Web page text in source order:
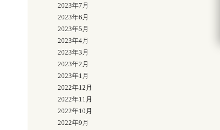
2023年7月
2023年6月
2023年5月
2023年4月
2023年3月
2023年2月
2023年1月
2022年12月
2022年11月
2022年10月
2022年9月